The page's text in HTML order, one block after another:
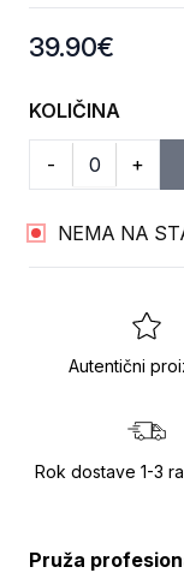
Product
39.90€
KOLIČINA
- +
NEMA NA
Autentični
Rok dostave 1-3
Pruža